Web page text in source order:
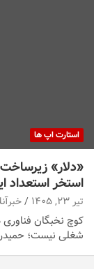
استارت اپ ها
«دلار» زیرساخت
استخر
تیر ۲۳, ۱۴۰۵
کوچ نخبگان فناوری
شغلی نیست؛